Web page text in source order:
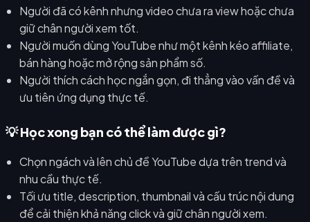
Người đã có kênh nhưng video chưa ra view hoặc chưa
giữ chân người xem tốt.
Người muốn dùng YouTube như một kênh kéo affiliate,
bán hàng hoặc mở rộng sản phẩm số.
Người thích cách học ngắn gọn, đi thẳng vào vấn đề và
ưu tiên ứng dụng thực tế.
💡 Học xong bạn có thể làm được gì?
Chọn ngách và lên chủ đề YouTube dựa trên trend và
nhu cầu thực tế.
Tối ưu title, description, thumbnail và cấu trúc nội dung
để cải thiện khả năng click và giữ chân người xem.